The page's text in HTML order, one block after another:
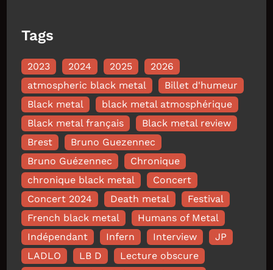
Tags
2023 2024 2025
2026
atmospheric black metal
Billet d'humeur
Black metal
black metal atmosphérique
Black metal français
Black metal review
Brest
Bruno Guezennec
Bruno Guézennec
Chronique
chronique black metal
Concert
Concert 2024
Death metal
Festival
French black metal
Humans of Metal
Indépendant
Infern Interview
JP
LADLO
LB D
Lecture obscure